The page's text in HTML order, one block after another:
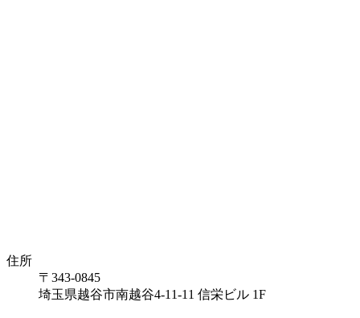
住所
〒343-0845
埼玉県越谷市南越谷4-11-11 信栄ビル 1F